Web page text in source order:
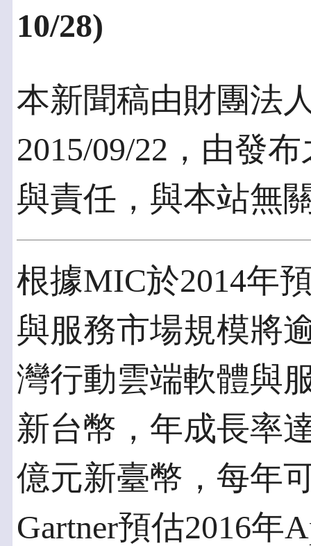
10/28)
本新聞稿由財團法
2015/09/22，由發
與責任，與本站無
根據MIC於2014年
與服務市場規模將
灣行動雲端軟體與
新台幣，年成長率
億元新臺幣，每年
Gartner預估2016年